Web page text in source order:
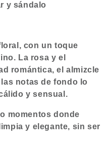
y sándalo
con un toque
La rosa y el
romántica, el almizcle
notas de fondo lo
y sensual.
momentos donde
y elegante, sin ser